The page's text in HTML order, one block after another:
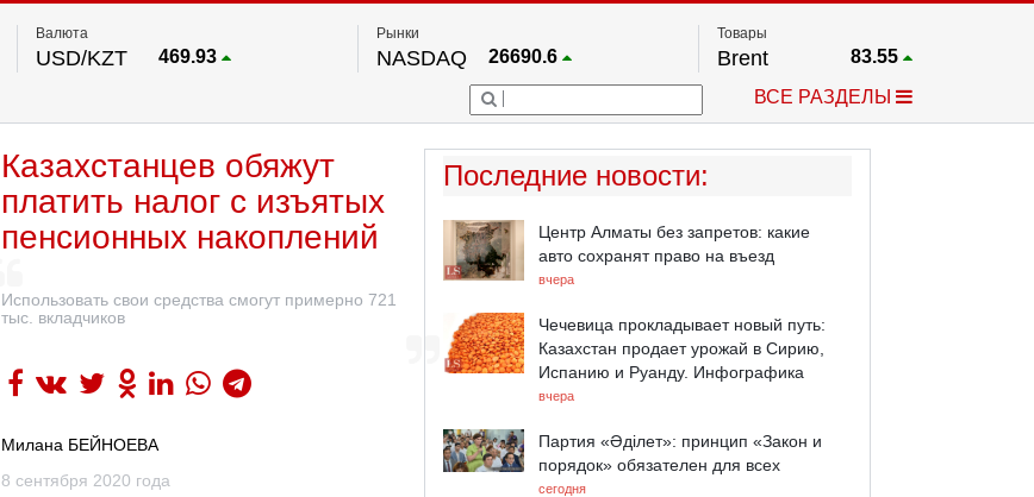
Валюта
USD/KZT 469.93
Рынки
NASDAQ 26690.6
FTSE 100 67.17
54036.9
S&P 500
NYSE 24595.2
Товары
Brent 83.55
Платина
2.662
ВСЕ РАЗДЕЛЫ
Казахстанцев обяжут
платить налог с изъятых
пенсионных накоплений
Использовать свои средства смогут примерно 721
тыс. вкладчиков
Милана БЕЙНОЕВА
8 сентября 2020 года
Последние новости:
Центр Алматы без запретов: какие
авто сохранят право на въезд
вчера
Чечевица прокладывает новый путь:
Казахстан продает урожай в Сирию,
Испанию и Руанду. Инфографика
вчера
Партия «Әділет»: принцип «Закон и
порядок» обязателен для всех
сегодня